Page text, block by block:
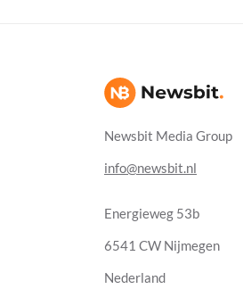
Newsbit Media Group
info@newsbit.nl
Energieweg 53b
6541 CW Nijmegen
Nederland